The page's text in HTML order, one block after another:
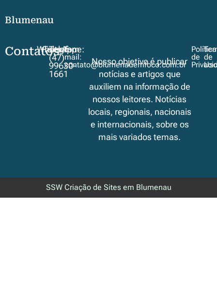
Blumenau
Contatos
WhatsApp
Telegram
Telefone:
(47)
99630-
1661
E-
mail:
contato@blumenauemfoco.com.br
Nosso objetivo é publicar
notícias e artigos que
auxiliem na informação de
nossos leitores. Notícias
locais, regionais, nacionais
e internacionais, sobre os
mais variados temas.
de de
SSW Criação de Sites em Blumenau